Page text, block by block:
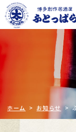
ホーム > お知らせ > ふ